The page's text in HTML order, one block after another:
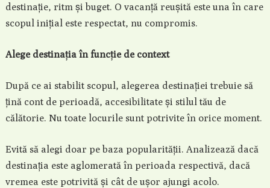
destinație, ritm și buget. O vacanță reușită este una în care
scopul inițial este respectat, nu compromis.
Alege destinația în funcție de context
După ce ai stabilit scopul, alegerea destinației trebuie să
țină cont de perioadă, accesibilitate și stilul tău de
călătorie. Nu toate locurile sunt potrivite în orice moment.
Evită să alegi doar pe baza popularității. Analizează dacă
destinația este aglomerată în perioada respectivă, dacă
vremea este potrivită și cât de ușor ajungi acolo.